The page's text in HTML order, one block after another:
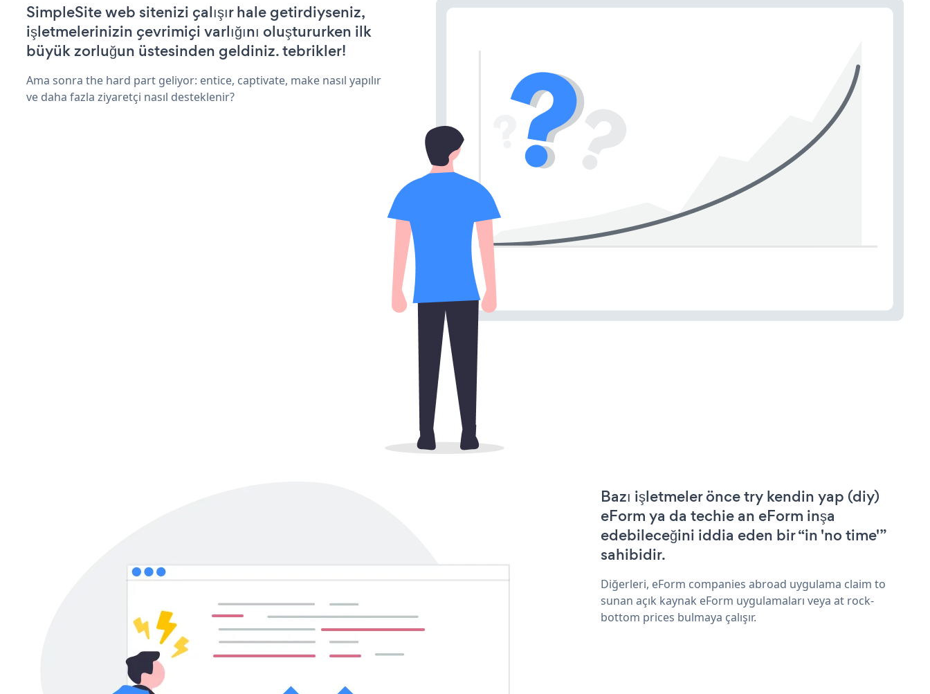
SimpleSite web sitenizi çalışır hale getirdiyseniz,
işletmelerinizin çevrimiçi varlığını oluştururken ilk
büyük zorluğun üstesinden geldiniz. tebrikler!
Ama sonra the hard part geliyor: entice, captivate, make nasıl yapılır
ve daha fazla ziyaretçi nasıl desteklenir?
Bazı işletmeler önce try kendin yap (diy)
eForm ya da techie an eForm inşa
edebileceğini iddia eden bir “in 'no time'”
sahibidir.
Diğerleri, eForm companies abroad uygulama claim to
sunan açık kaynak eForm uygulamaları veya at rock-
bottom prices bulmaya çalışır.